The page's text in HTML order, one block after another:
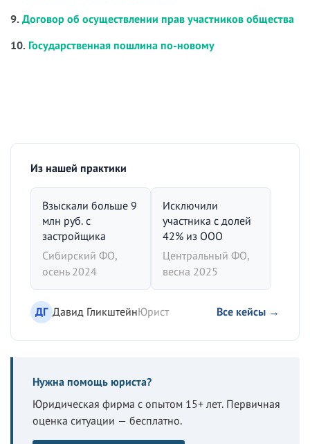
9. Договор об осуществлении прав участников общества
10. Государственная пошлина по-новому
Из нашей практики
Взыскали больше 9
млн руб. с
застройщика
Сибирский ФО,
осень 2024
Исключили
участника с долей
42% из ООО
Центральный ФО,
весна 2025
ДГ Давид ГликштейнЮрист Все кейсы →
Нужна помощь юриста?
Юридическая фирма с опытом 15+ лет. Первичная
оценка ситуации — бесплатно.